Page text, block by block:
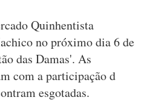
Quinhentista
no próximo dia 6 de
das Damas'. As
com a participação d
esgotadas.